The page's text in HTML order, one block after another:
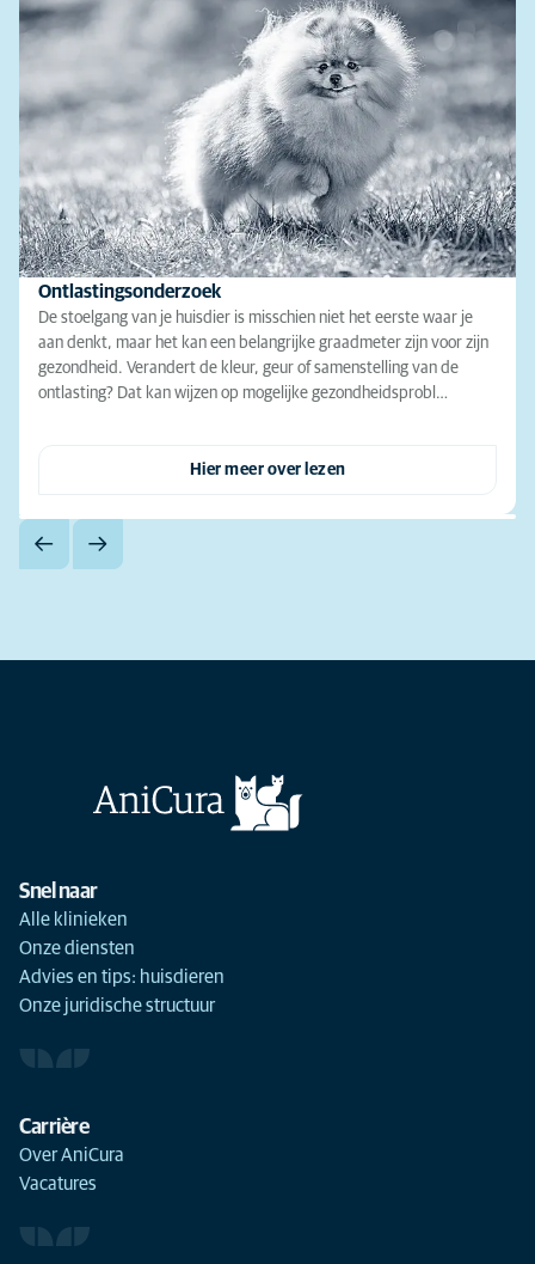
Ontlastingsonderzoek
De stoelgang van je huisdier is misschien niet het eerste waar je
aan denkt, maar het kan een belangrijke graadmeter zijn voor zijn
gezondheid. Verandert de kleur, geur of samenstelling van de
ontlasting? Dat kan wijzen op mogelijke gezondheidsprobl…
Hier meer over lezen
Snel naar
Alle klinieken
Onze diensten
Advies en tips: huisdieren
Onze juridische structuur
Carrière
Over AniCura
Vacatures